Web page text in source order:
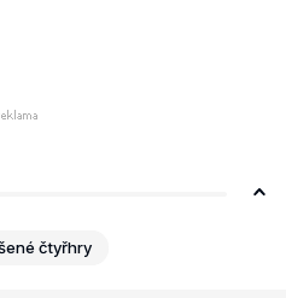
čtyřhry